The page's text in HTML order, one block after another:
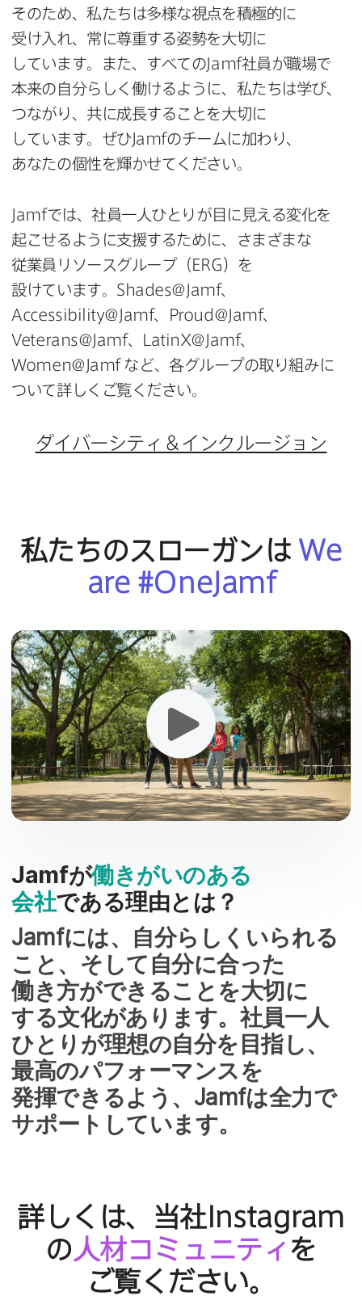
その​ため、​私たちは​多様な​視点を​積極的に​
受け入れ、​常に​尊重する​姿勢を​大切に​
しています。​また、​すべての Jamf社員が​職場で​
本来の​自分らしく​働けるように、​私たちは​学び、​
つながり、​共に​成長する​ことを​大切に​
しています。​ぜひJamfの​チームに​加わり、​
あなたの​個性を​輝かせてください。
Jamfでは、​社員一人​ひとりが​目に​見える​変化を​
起こせるように​支援する​ために、​さまざまな​
従業員リソースグループ​（ ERG ）を​
設けています。 Shades@ Jamf、
Accessibility@ Jamf、 Proud @ Jamf、
Veterans@ Jamf、 LatinX@ Jamf、
Women@ Jamf など、​各グループの​取り組みに​
ついて​詳しく​ご覧ください。
ダイバーシティ＆インクルージョン
私たちの​スローガンは We
are #OneJamf
Jamfが働きがいの​ある​
会社である​理由とは？
Jamfには、​自分らしく​いられる​
こと、​そして​自分に​合った​
働き方が​できる​ことを​大切に​
する​文化が​あります。​社員一人​
ひとりが​理想の​自分を​目指し、​
最高の​パフォーマンスを​
発揮できるよう、 Jamfは​全力で​
サポートしています。
詳しくは、​当社 Instagram
の 人材コミュニティ を​
ご覧ください。